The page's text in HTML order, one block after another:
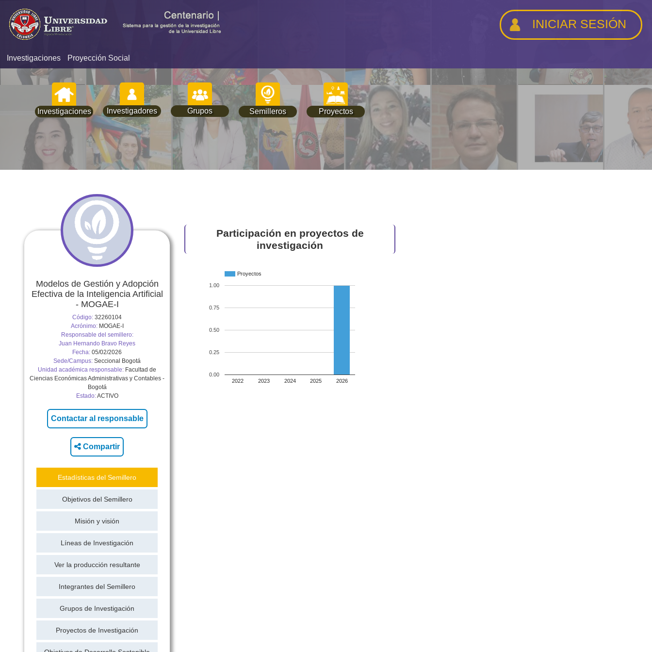
Investigaciones Proyección Social
Investigaciones Investigadores Grupos Semilleros Proyectos
INICIAR SESIÓN
Modelos de Gestión y Adopción
Efectiva de la Inteligencia Artificial
- MOGAE-I
Código: 32260104
Acrónimo:MOGAE-I
Responsable del semillero:
Juan Hernando Bravo Reyes
Fecha: 05/02/2026
Sede/Campus: Seccional Bogotá
Unidad académica responsable: Facultad de
Ciencias Económicas Administrativas y Contables -
Bogotá
Estado:ACTIVO
Compartir
Estadísticas del Semillero
Objetivos del Semillero
Misión y visión
Líneas de Investigación
Ver la producción resultante
Integrantes del Semillero
Grupos de Investigación
Proyectos de Investigación
Participación en proyectos de
investigación
Proyectos
2022 2023 2024 2025 2026
0.00
0.25
0.50
0.75
1.00